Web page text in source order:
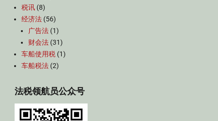
税讯 (8)
经济法 (56)
广告法 (1)
财会法 (31)
车船使用税 (1)
车船税法 (2)
法税领航员公众号